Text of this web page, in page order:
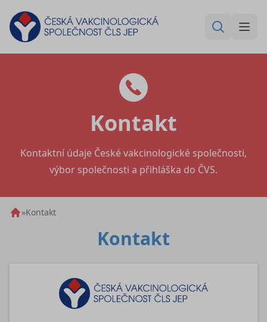
Kontakt
Kontaktní údaje České vakcinologické společnosti,
výbor společnosti a přihláška do ČVS.
»Kontakt
Kontakt